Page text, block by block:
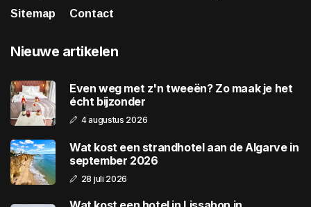
Sitemap
Contact
Nieuwe artikelen
Even weg met z'n tweeën? Zo maak je het
écht bijzonder
4 augustus 2026
Wat kost een strandhotel aan de Algarve in
september 2026
28 juli 2026